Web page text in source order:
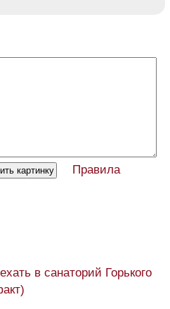
Правила
в санаторий Горького